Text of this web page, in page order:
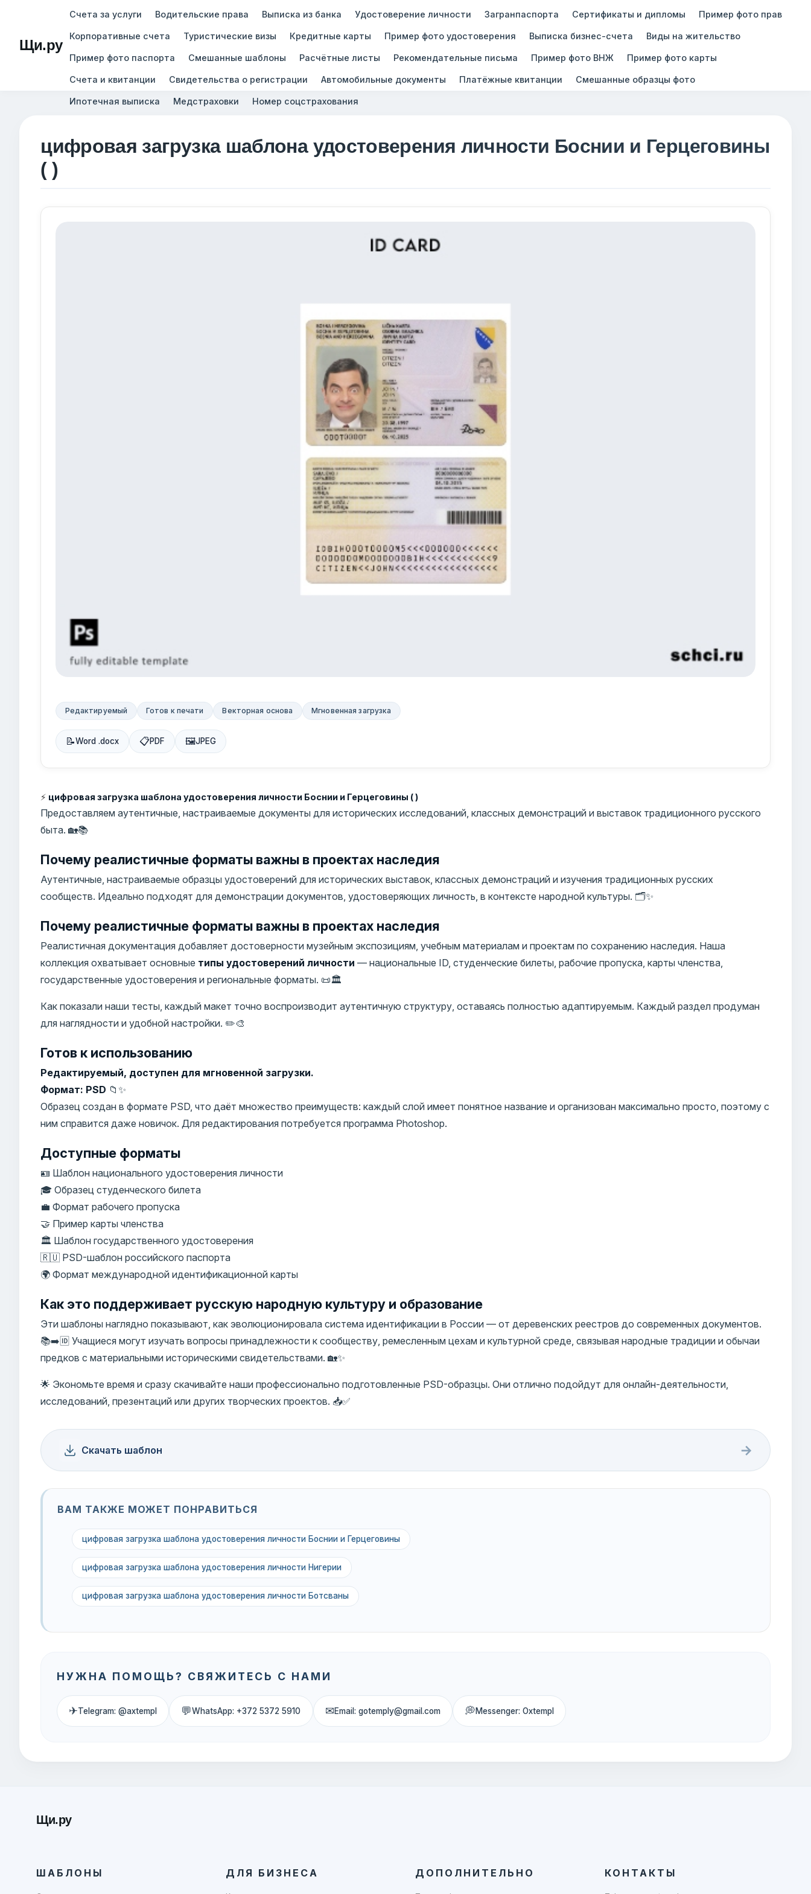
Щи.ру
Счета за услуги Водительские права Выписка из банка Удостоверение личности Загранпаспорта Сертификаты и дипломы Пример фото прав
Корпоративные счета Туристические визы Кредитные карты Пример фото удостоверения Выписка бизнес-счета Виды на жительство
Пример фото паспорта Смешанные шаблоны Расчётные листы Рекомендательные письма Пример фото ВНЖ Пример фото карты
Счета и квитанции Свидетельства о регистрации Автомобильные документы Платёжные квитанции Смешанные образцы фото
Ипотечная выписка Медстраховки Номер соцстрахования
цифровая загрузка шаблона удостоверения личности Боснии и Герцеговины
( )
Редактируемый Готов к печати Векторная основа Мгновенная загрузка
📝Word .docx 📋PDF 🖼JPEG
⚡ цифровая загрузка шаблона удостоверения личности Боснии и Герцеговины ( )
Предоставляем аутентичные, настраиваемые документы для исторических исследований, классных демонстраций и выставок традиционного русского
быта. 🏡📚
Почему реалистичные форматы важны в проектах наследия
Аутентичные, настраиваемые образцы удостоверений для исторических выставок, классных демонстраций и изучения традиционных русских
сообществ. Идеально подходят для демонстрации документов, удостоверяющих личность, в контексте народной культуры. 🗂️✨
Почему реалистичные форматы важны в проектах наследия
Реалистичная документация добавляет достоверности музейным экспозициям, учебным материалам и проектам по сохранению наследия. Наша
коллекция охватывает основные типы удостоверений личности — национальные ID, студенческие билеты, рабочие пропуска, карты членства,
государственные удостоверения и региональные форматы. 📜🏛️
Как показали наши тесты, каждый макет точно воспроизводит аутентичную структуру, оставаясь полностью адаптируемым. Каждый раздел продуман
для наглядности и удобной настройки. ✏️🎨
Готов к использованию
Редактируемый, доступен для мгновенной загрузки.
Формат: PSD 📁✨
Образец создан в формате PSD, что даёт множество преимуществ: каждый слой имеет понятное название и организован максимально просто, поэтому с
ним справится даже новичок. Для редактирования потребуется программа Photoshop.
Доступные форматы
🪪 Шаблон национального удостоверения личности
🎓 Образец студенческого билета
💼 Формат рабочего пропуска
🤝 Пример карты членства
🏛️ Шаблон государственного удостоверения
🇷🇺 PSD-шаблон российского паспорта
🌍 Формат международной идентификационной карты
Как это поддерживает русскую народную культуру и образование
Эти шаблоны наглядно показывают, как эволюционировала система идентификации в России — от деревенских реестров до современных документов.
📚➡️🆔 Учащиеся могут изучать вопросы принадлежности к сообществу, ремесленным цехам и культурной среде, связывая народные традиции и обычаи
предков с материальными историческими свидетельствами. 🏡✨
🌟 Экономьте время и сразу скачивайте наши профессионально подготовленные PSD-образцы. Они отлично подойдут для онлайн-деятельности,
исследований, презентаций или других творческих проектов. 📥✅
Скачать шаблон →
ВАМ ТАКЖЕ МОЖЕТ ПОНРАВИТЬСЯ
цифровая загрузка шаблона удостоверения личности Боснии и Герцеговины
цифровая загрузка шаблона удостоверения личности Нигерии
цифровая загрузка шаблона удостоверения личности Ботсваны
НУЖНА ПОМОЩЬ? СВЯЖИТЕСЬ С НАМИ
✈Telegram: @axtempl 💬WhatsApp: +372 5372 5910 ✉Email: gotemply@gmail.com 💭Messenger: Oxtempl
Щи.ру
ШАБЛОНЫ ДЛЯ БИЗНЕСА ДОПОЛНИТЕЛЬНО КОНТАКТЫ